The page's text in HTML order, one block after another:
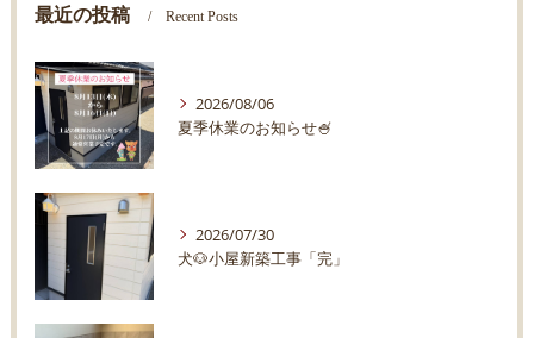
最近の投稿 Recent Posts
2026/08/06
夏季休業のお知らせ🍧
2026/07/30
犬🐶小屋新築工事「完」